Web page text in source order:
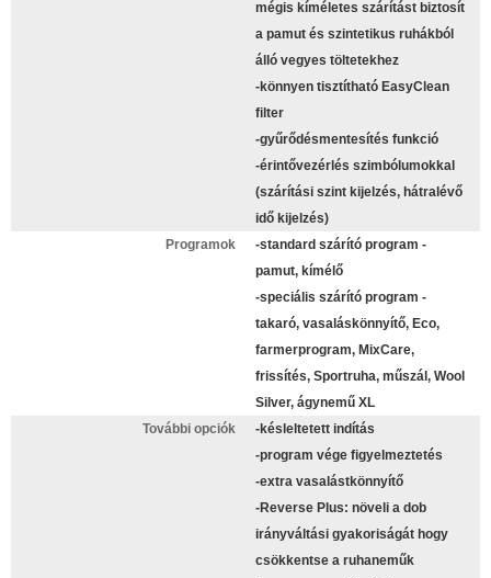
mégis kíméletes szárítást biztosít
a pamut és szintetikus ruhákból
álló vegyes töltetekhez
-könnyen tisztítható EasyClean
filter
-gyűrődésmentesítés funkció
-érintővezérlés szimbólumokkal
(szárítási szint kijelzés, hátralévő
idő kijelzés)
Programok
-standard szárító program -
pamut, kímélő
-speciális szárító program -
takaró, vasaláskönnyítő, Eco,
farmerprogram, MixCare,
frissítés, Sportruha, műszál, Wool
Silver, ágynemű XL
További opciók
-késleltetett indítás
-program vége figyelmeztetés
-extra vasalástkönnyítő
-Reverse Plus: növeli a dob
irányváltási gyakoriságát hogy
csökkentse a ruhaneműk